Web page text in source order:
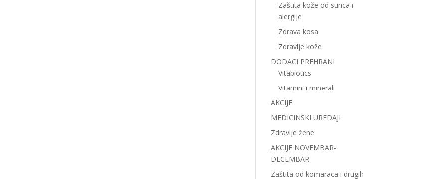
Zaštita kože od sunca i
alergije
Zdrava kosa
Zdravlje kože
DODACI PREHRANI
Vitabiotics
Vitamini i minerali
AKCIJE
MEDICINSKI UREDAJI
Zdravlje žene
AKCIJE NOVEMBAR-
DECEMBAR
Zaštita od komaraca i drugih